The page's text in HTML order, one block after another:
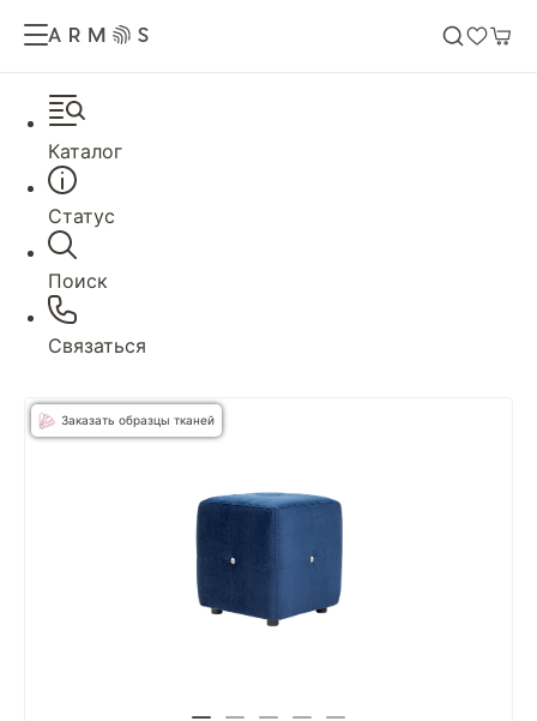
Каталог
Статус
Поиск
Связаться
Заказать образцы тканей